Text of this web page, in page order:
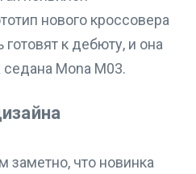
нового кроссовера
к дебюту, и она
Mona M03.
что новинка